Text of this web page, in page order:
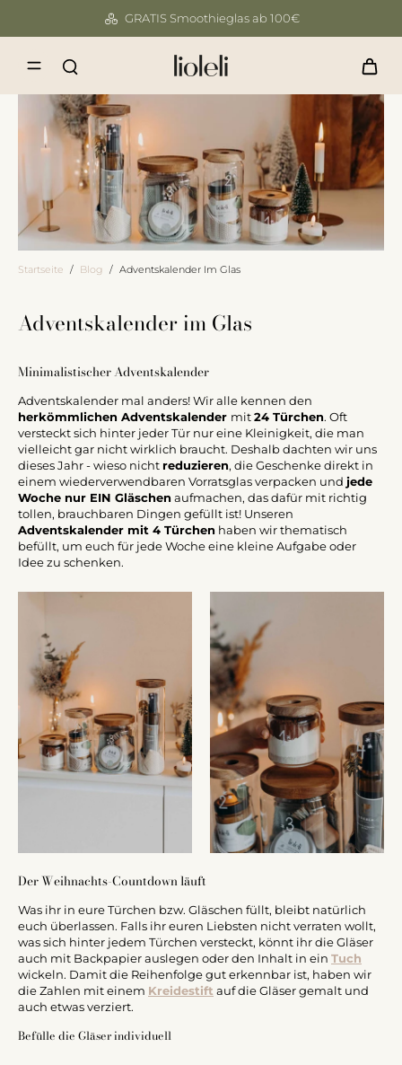
GRATIS Smoothieglas ab 100€
Startseite / Blog / Adventskalender Im Glas
Adventskalender im Glas
Minimalistischer Adventskalender
Adventskalender mal anders! Wir alle kennen den
herkömmlichen Adventskalender mit 24 Türchen. Oft
versteckt sich hinter jeder Tür nur eine Kleinigkeit, die man
vielleicht gar nicht wirklich braucht. Deshalb dachten wir uns
dieses Jahr - wieso nicht reduzieren, die Geschenke direkt in
einem wiederverwendbaren Vorratsglas verpacken und jede
Woche nur EIN Gläschen aufmachen, das dafür mit richtig
tollen, brauchbaren Dingen gefüllt ist! Unseren
Adventskalender mit 4 Türchen haben wir thematisch
befüllt, um euch für jede Woche eine kleine Aufgabe oder
Idee zu schenken.
Der Weihnachts-Countdown läuft
Was ihr in eure Türchen bzw. Gläschen füllt, bleibt natürlich
euch überlassen. Falls ihr euren Liebsten nicht verraten wollt,
was sich hinter jedem Türchen versteckt, könnt ihr die Gläser
auch mit Backpapier auslegen oder den Inhalt in ein Tuch
wickeln. Damit die Reihenfolge gut erkennbar ist, haben wir
die Zahlen mit einem Kreidestift auf die Gläser gemalt und
auch etwas verziert.
Befülle die Gläser individuell